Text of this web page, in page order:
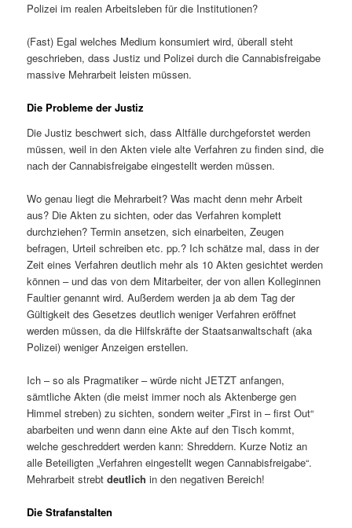
Polizei im realen Arbeitsleben für die Institutionen?
(Fast) Egal welches Medium konsumiert wird, überall steht
geschrieben, dass Justiz und Polizei durch die Cannabisfreigabe
massive Mehrarbeit leisten müssen.
Die Probleme der Justiz
Die Justiz beschwert sich, dass Altfälle durchgeforstet werden
müssen, weil in den Akten viele alte Verfahren zu finden sind, die
nach der Cannabisfreigabe eingestellt werden müssen.
Wo genau liegt die Mehrarbeit? Was macht denn mehr Arbeit
aus? Die Akten zu sichten, oder das Verfahren komplett
durchziehen? Termin ansetzen, sich einarbeiten, Zeugen
befragen, Urteil schreiben etc. pp.? Ich schätze mal, dass in der
Zeit eines Verfahren deutlich mehr als 10 Akten gesichtet werden
können – und das von dem Mitarbeiter, der von allen Kolleginnen
Faultier genannt wird. Außerdem werden ja ab dem Tag der
Gültigkeit des Gesetzes deutlich weniger Verfahren eröffnet
werden müssen, da die Hilfskräfte der Staatsanwaltschaft (aka
Polizei) weniger Anzeigen erstellen.
Ich – so als Pragmatiker – würde nicht JETZT anfangen,
sämtliche Akten (die meist immer noch als Aktenberge gen
Himmel streben) zu sichten, sondern weiter „First in – first Out“
abarbeiten und wenn dann eine Akte auf den Tisch kommt,
welche geschreddert werden kann: Shreddern. Kurze Notiz an
alle Beteiligten „Verfahren eingestellt wegen Cannabisfreigabe“.
Mehrarbeit strebtdeutlich in den negativen Bereich!
Die Strafanstalten